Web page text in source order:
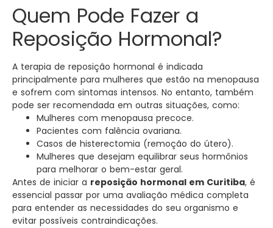
Quem Pode Fazer a
Reposição Hormonal?
A terapia de reposição hormonal é indicada
principalmente para mulheres que estão na menopausa
e sofrem com sintomas intensos. No entanto, também
pode ser recomendada em outras situações, como:
Mulheres com menopausa precoce.
Pacientes com falência ovariana.
Casos de histerectomia (remoção do útero).
Mulheres que desejam equilibrar seus hormônios
para melhorar o bem-estar geral.
Antes de iniciar a reposição hormonal em Curitiba, é
essencial passar por uma avaliação médica completa
para entender as necessidades do seu organismo e
evitar possíveis contraindicações.